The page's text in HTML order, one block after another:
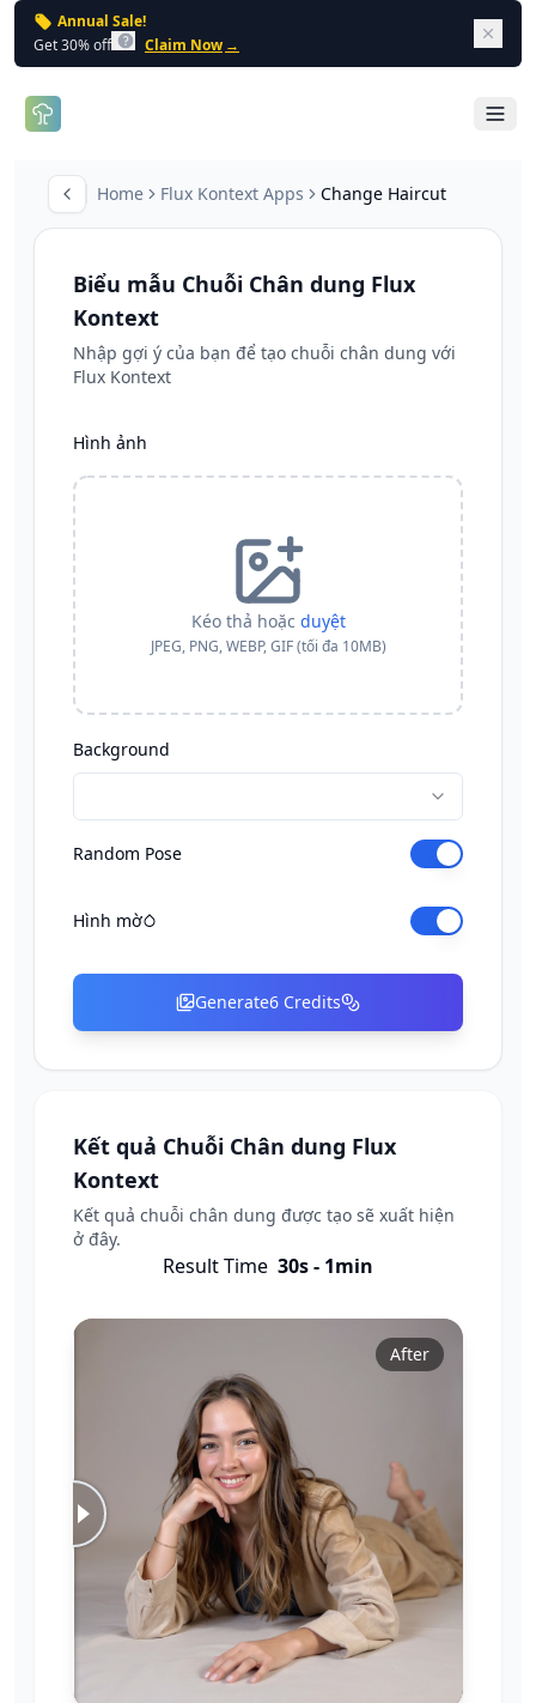
Annual Sale!
Get 30% off
Claim Now →
Open
Toggle Sidebar
Home Flux Kontext Apps Change Haircut
Biểu mẫu Chuỗi Chân dung Flux
Kontext
Nhập gợi ý của bạn để tạo chuỗi chân dung với
Flux Kontext
Hình ảnh
Kéo thả hoặc duyệt
JPEG, PNG, WEBP, GIF (tối đa 10MB)
Background
Random Pose
Hình mờ
Generate6 Credits
Kết quả Chuỗi Chân dung Flux
Kontext
Kết quả chuỗi chân dung được tạo sẽ xuất hiện
ở đây.
Result Time 30s - 1min
After